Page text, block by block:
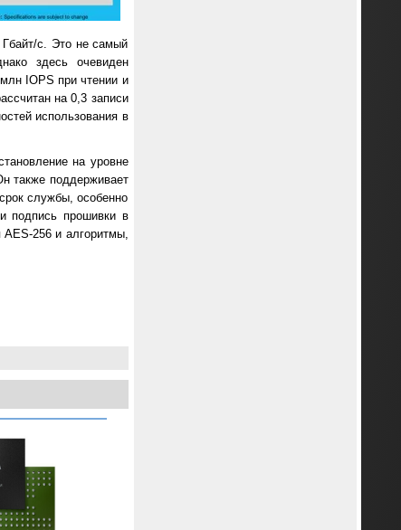
Гбайт/с. Это не самый
здесь очевиден
IOPS при чтении и
на 0,3 записи
использования в
на уровне
также поддерживает
службы, особенно
подпись прошивки в
256 и алгоритмы,